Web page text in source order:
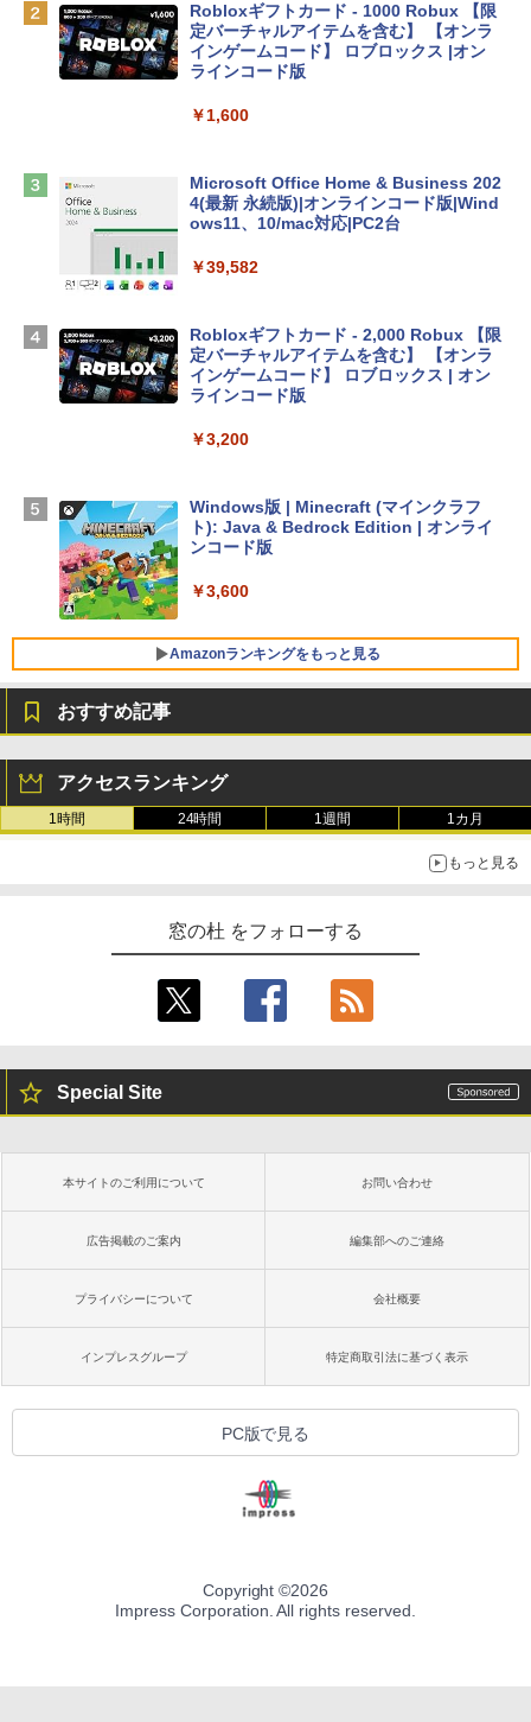
tomtoc 360°保護 15.6 16インチ パソコ
ンケース Dell NEC Lavie ASUS HP dyna
Apple 2026 MacBook Air M5チップ搭載
13インチノートブック：AIとApple Intell
スプレイ、16GBユニファイドメモリ、1
D - シルバー
￥261,414
【Amazon.co.jp限定】 HP ノートパソコ
￥129,800
FMV ノートパソコン WE1-K3 (MS 365 P
VWK3E15W_AZ
￥139,880
Robloxギフトカード - 1000 Robux 【限
定バーチャルアイテムを含む】 【オンラ
インゲームコード】 ロブロックス |オン
ラインコード版
￥1,600
Microsoft Office Home & Business 202
4(最新 永続版)|オンラインコード版|Wind
ows11、10/mac対応|PC2台
￥39,582
Robloxギフトカード - 2,000 Robux 【限
定バーチャルアイテムを含む】 【オンラ
インゲームコード】 ロブロックス | オン
ラインコード版
￥3,200
Windows版 | Minecraft (マインクラフ
ト): Java & Bedrock Edition | オンライ
ンコード版
￥3,600
Amazonランキングをもっと見る
￥1,766
出す プロンプトの言葉 AI画像生成シリー
ズ (はぴーイラストLabo)
￥480
非エンジニア 初心者 素人 でも安心 使い
方 マニュアル AI副業にもコンテンツ作成
にもKindle出版にも！ 非エンジニアのた
￥99
1冊ですべて身につくHTML & CSSとWe
bデザイン入門講座［第2版］
￥1,292
ードウェア・市販ソフトウェアのパーフ
ェクトリストと最新エミュレータ紹介
ンチディスプレイ、色調調節ライト、12
週間持続バッテリー、広告なし、ブラッ
ク
Amazon Kindle - 目に優しい、かさばら
ない、大きな画面で読みやすい、6週間持
書籍リーダー、ブラック、16GB、広告な
Kindle Paperwhite シグニチャーエディ
るさ自動調整、色調調節ライト、12週間
持続バッテリー、広告なし、メタリック
Amazon Kindle Colorsoft | 16GBストレ
ージ、防水、7インチカラーディスプレ
イ、色調調節ライト、最大8週間持続バッ
テリー、広告無し、ブラック (2025年発
売)
￥31,980
New Amazon Kindle Scribe Colorsoft |
11インチカラーディスプレイ、64GBスト
き、グラファイト
￥115,980
おすすめ記事
アクセスランキング
1時間 24時間 1週間 1カ月
もっと見る
窓の杜 をフォローする
Special Site
本サイトのご利用について お問い合わせ
広告掲載のご案内 編集部へのご連絡
プライバシーについて 会社概要
インプレスグループ 特定商取引法に基づく表示
PC版で見る
Copyright ©2026
Impress Corporation. All rights reserved.